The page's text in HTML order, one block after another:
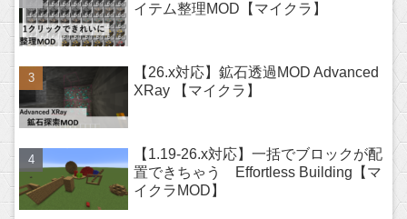
イテム整理MOD【マイクラ】
【26.x対応】鉱石透過MOD Advanced
XRay 【マイクラ】
【1.19-26.x対応】一括でブロックが配
置できちゃう Effortless Building【マ
イクラMOD】